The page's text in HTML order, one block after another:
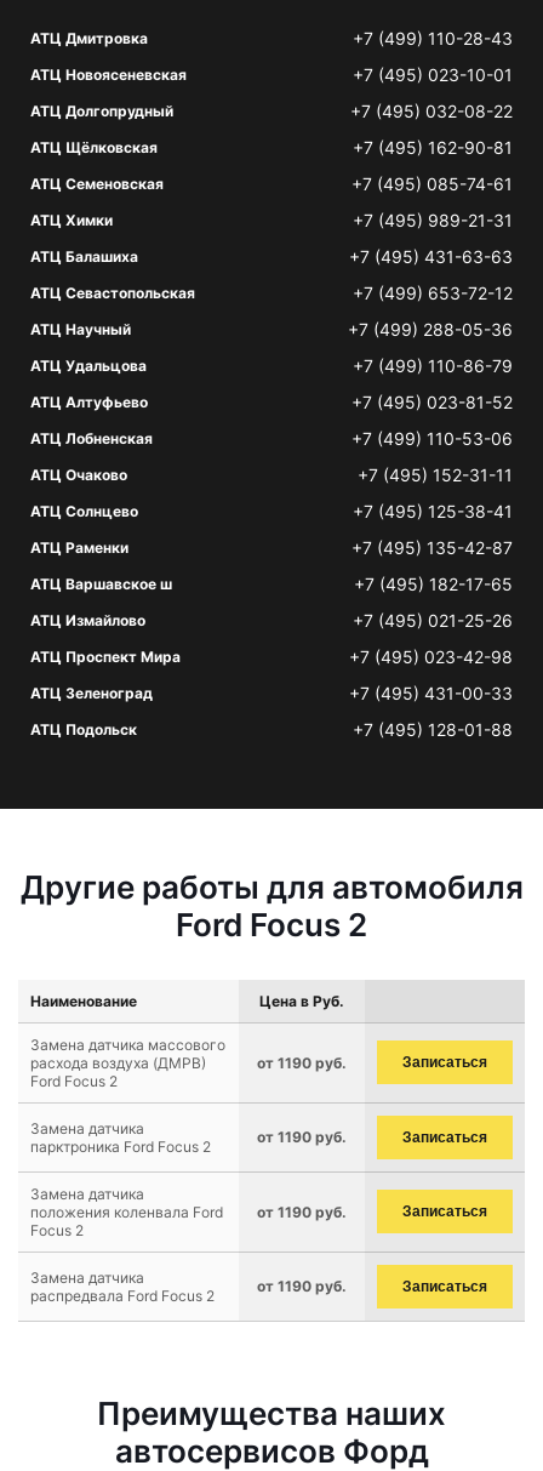
АТЦ Дмитровка +7 (499) 110-28-43
АТЦ Новоясеневская +7 (495) 023-10-01
АТЦ Долгопрудный +7 (495) 032-08-22
АТЦ Щёлковская +7 (495) 162-90-81
АТЦ Семеновская +7 (495) 085-74-61
АТЦ Химки +7 (495) 989-21-31
АТЦ Балашиха +7 (495) 431-63-63
АТЦ Севастопольская +7 (499) 653-72-12
АТЦ Научный +7 (499) 288-05-36
АТЦ Удальцова +7 (499) 110-86-79
АТЦ Алтуфьево +7 (495) 023-81-52
АТЦ Лобненская +7 (499) 110-53-06
АТЦ Очаково +7 (495) 152-31-11
АТЦ Солнцево +7 (495) 125-38-41
АТЦ Раменки +7 (495) 135-42-87
АТЦ Варшавское ш +7 (495) 182-17-65
АТЦ Измайлово +7 (495) 021-25-26
АТЦ Проспект Мира +7 (495) 023-42-98
АТЦ Зеленоград +7 (495) 431-00-33
АТЦ Подольск +7 (495) 128-01-88
Другие работы для автомобиля
Ford Focus 2
Наименование Цена в Руб.
Замена датчика массового
расхода воздуха (ДМРВ)
Ford Focus 2
от 1190 руб. Записаться
Замена датчика
парктроника Ford Focus 2
от 1190 руб. Записаться
Замена датчика
положения коленвала Ford
Focus 2
от 1190 руб. Записаться
Замена датчика
распредвала Ford Focus 2
от 1190 руб. Записаться
Преимущества наших
автосервисов Форд